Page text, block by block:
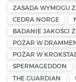
ZASADA WYMOGU
CEDRA NORGE
BADANIE JAKOŚCI
POŻAR W
POŻAR W
SPERMAGEDDON
THE GUARDIAN